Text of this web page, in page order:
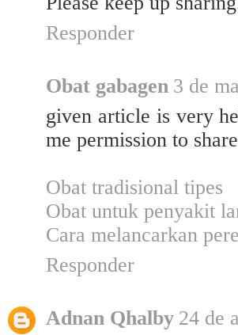
Responder
Obat gabagen 3 de
given article is very
me permission to
Obat tradisional tipes
Obat untuk penyakit
Cara melancarkan
Responder
Adnan Qhalby 24 de